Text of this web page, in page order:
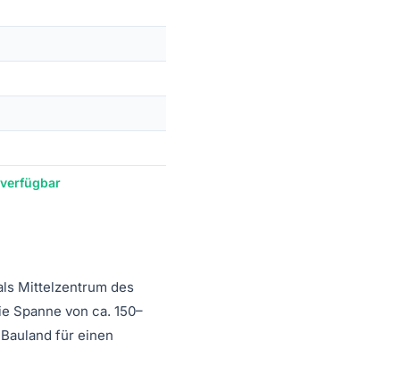
Mittelzentrum des
Spanne von ca. 150–
für einen